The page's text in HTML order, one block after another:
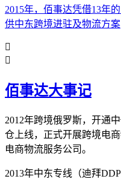
2015年，佰事达凭借13年
供中东跨境进驻及物流方案


佰事达大事记
2012年跨境俄罗斯，开通
仓上线，正式开展跨境电
电商物流服务公司。
2013年中东专线（迪拜